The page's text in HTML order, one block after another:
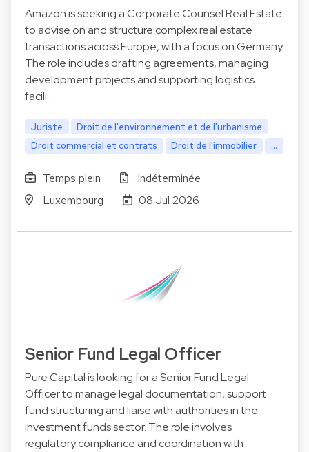
Amazon is seeking a Corporate Counsel Real Estate
to advise on and structure complex real estate
transactions across Europe, with a focus on Germany.
The role includes drafting agreements, managing
development projects and supporting logistics
facili…
Juriste
Droit de l'environnement et de l'urbanisme
Droit commercial et contrats
Droit de l'immobilier ...
Temps plein
Indéterminée
Luxembourg
08 Jul 2026
Senior Fund Legal Officer
Pure Capital is looking for a Senior Fund Legal
Officer to manage legal documentation, support
fund structuring and liaise with authorities in the
investment funds sector. The role involves
regulatory compliance and coordination with